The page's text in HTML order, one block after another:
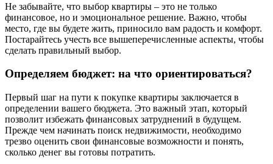
Не забывайте, что выбор квартиры – это не только
финансовое, но и эмоциональное решение. Важно, чтобы
место, где вы будете жить, приносило вам радость и комфорт.
Постарайтесь учесть все вышеперечисленные аспекты, чтобы
сделать правильный выбор.
Определяем бюджет: на что ориентироваться?
Первый шаг на пути к покупке квартиры заключается в
определении вашего бюджета. Это важный этап, который
позволит избежать финансовых затруднений в будущем.
Прежде чем начинать поиск недвижимости, необходимо
трезво оценить свои финансовые возможности и понять,
сколько денег вы готовы потратить.